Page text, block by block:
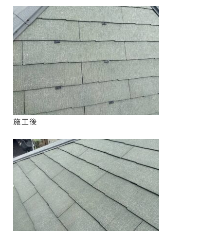
施工後